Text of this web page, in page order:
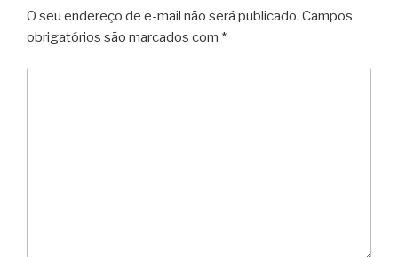
O seu endereço de e-mail não será publicado. Campos
obrigatórios são marcados com *